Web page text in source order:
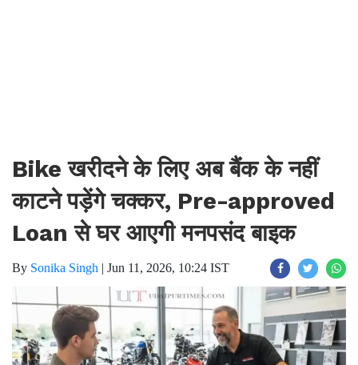
Bike खरीदने के लिए अब बैंक के नहीं
काटने पड़ेंगे चक्कर, Pre-approved
Loan से घर आएगी मनपसंद बाइक
By Sonika Singh | Jun 11, 2026, 10:24 IST